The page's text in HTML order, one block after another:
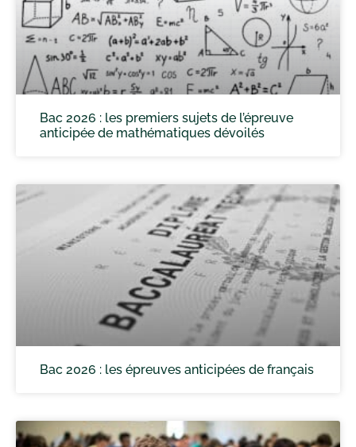
Bac 2026 : les premiers sujets de l’épreuve
anticipée de mathématiques dévoilés
Bac 2026 : les épreuves anticipées de français